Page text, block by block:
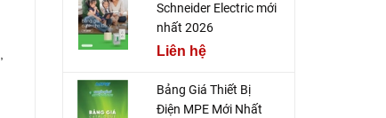
Schneider Electric mới
nhất 2026
Liên hệ
Bảng Giá Thiết Bị
Điện MPE Mới Nhất